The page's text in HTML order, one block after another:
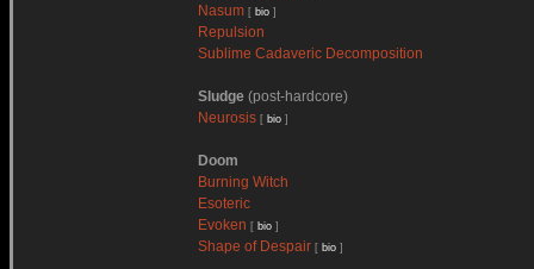
Nasum [ bio ]
Repulsion
Sublime Cadaveric Decomposition
Sludge (post-hardcore)
Neurosis [ bio ]
Doom
Burning Witch
Esoteric
Evoken [ bio ]
Shape of Despair [ bio ]